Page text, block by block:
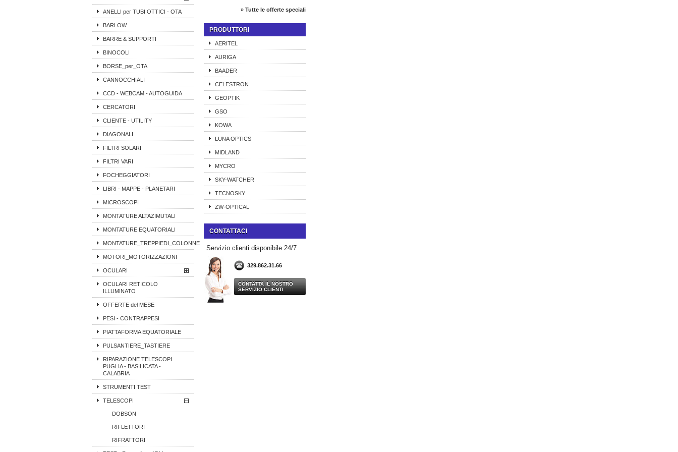
ANELLI per TUBI OTTICI - OTA
BARLOW
BARRE & SUPPORTI
BINOCOLI
BORSE_per_OTA
CANNOCCHIALI
CCD - WEBCAM - AUTOGUIDA
CERCATORI
CLIENTE - UTILITY
DIAGONALI
FILTRI SOLARI
FILTRI VARI
FOCHEGGIATORI
LIBRI - MAPPE - PLANETARI
MICROSCOPI
MONTATURE ALTAZIMUTALI
MONTATURE EQUATORIALI
MONTATURE_TREPPIEDI_COLONNE
MOTORI_MOTORIZZAZIONI
OCULARI
OCULARI RETICOLO
ILLUMINATO
OFFERTE del MESE
PESI - CONTRAPPESI
PIATTAFORMA EQUATORIALE
PULSANTIERE_TASTIERE
RIPARAZIONE TELESCOPI
PUGLIA - BASILICATA -
CALABRIA
STRUMENTI TEST
TELESCOPI
DOBSON
RIFLETTORI
RIFRATTORI
» Tutte le offerte speciali
PRODUTTORI
AERITEL
AURIGA
BAADER
CELESTRON
GEOPTIK
GSO
KOWA
LUNA OPTICS
MIDLAND
MYCRO
SKY-WATCHER
TECNOSKY
ZW-OPTICAL
CONTATTACI
Servizio clienti disponibile 24/7
329.862.31.66
CONTATTA IL NOSTRO
SERVIZIO CLIENTI